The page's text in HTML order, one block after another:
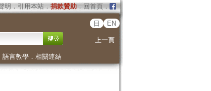
明 ． 引用本站． 捐款贊助．回首頁．
日 EN
上一頁
語言教學． 相關連結